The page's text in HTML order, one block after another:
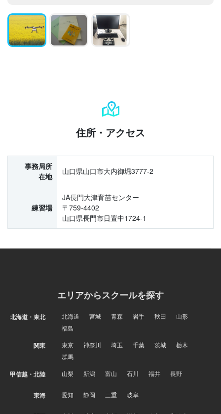
住所・アクセス
事務局所
在地
山口県山口市大内御堀3777-2
練習場
JA長門大津育苗センター
〒759-4402
山口県長門市日置中1724-1
エリアからスクールを探す
北海道・東北 北海道 宮城 青森 岩手 秋田
山形
福島
関東 東京 神奈川 埼玉 千葉 茨城
栃木
群馬
甲信越・北陸 山梨 新潟 富山 石川 福井 長野
東海 愛知 静岡 三重 岐阜